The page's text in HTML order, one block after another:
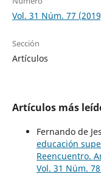
Vol. 31 Núm. 77
Sección
Artículos
Artículos más
Fernando de
educación
Reencuentro.
Vol. 31 Núm.